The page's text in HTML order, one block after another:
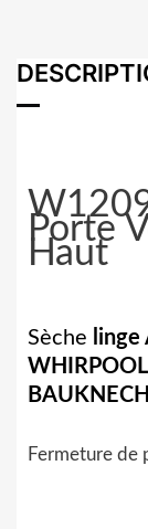
Porte
Haut
Sèche linge
Fermeture de